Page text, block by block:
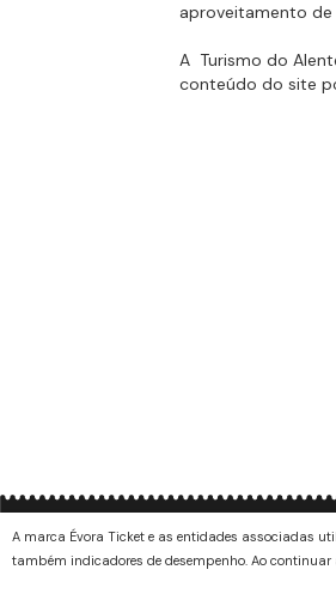
aproveitamento
A Turismo do
conteúdo do site
Sobre nós
Ajude-nos a melhorar o Évora Ticket
A marca Évora Ticket e as entidades associadas
também indicadores de desempenho. Ao